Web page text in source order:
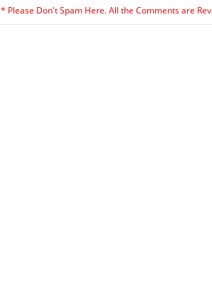
* Please Don't Spam Here. All the Comments are